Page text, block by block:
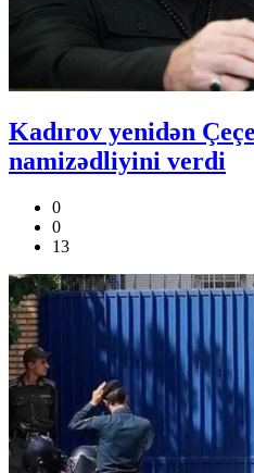
Kadırov yenidən
namizədliyini verdi
0
0
13